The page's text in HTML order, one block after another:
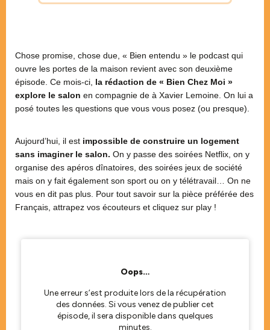
Chose promise, chose due, « Bien entendu » le podcast qui
ouvre les portes de la maison revient avec son deuxième
épisode. Ce mois-ci, la rédaction de « Bien Chez Moi »
explore le salon en compagnie de à Xavier Lemoine. On lui a
posé toutes les questions que vous vous posez (ou presque).
Aujourd’hui, il est impossible de construire un logement
sans imaginer le salon. On y passe des soirées Netflix, on y
organise des apéros dînatoires, des soirées jeux de société
mais on y fait également son sport ou on y télétravail… On ne
vous en dit pas plus. Pour tout savoir sur la pièce préférée des
Français, attrapez vos écouteurs et cliquez sur play !